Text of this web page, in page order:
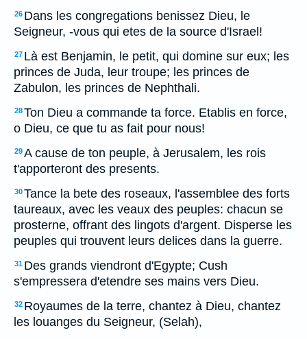
26 Dans les congregations benissez Dieu, le
Seigneur, -vous qui etes de la source d'Israel!
27 Là est Benjamin, le petit, qui domine sur eux; les
princes de Juda, leur troupe; les princes de
Zabulon, les princes de Nephthali.
28Ton Dieu a commande ta force. Etablis en force,
o Dieu, ce que tu as fait pour nous!
29A cause de ton peuple, à Jerusalem, les rois
t'apporteront des presents.
30Tance la bete des roseaux, l'assemblee des forts
taureaux, avec les veaux des peuples: chacun se
prosterne, offrant des lingots d'argent. Disperse les
peuples qui trouvent leurs delices dans la guerre.
31 Des grands viendront d'Egypte; Cush
s'empressera d'etendre ses mains vers Dieu.
32 Royaumes de la terre, chantez à Dieu, chantez
les louanges du Seigneur, (Selah),